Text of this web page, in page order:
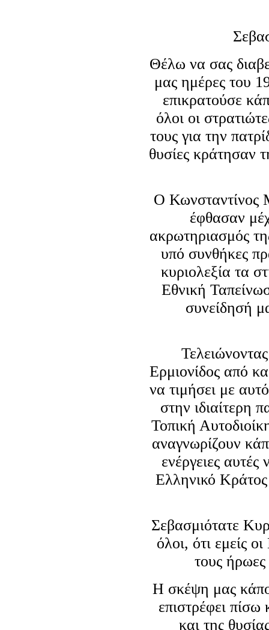
Θέλω να σας
μας ημέρες του
επικρατούσε
όλοι οι
τους για την
θυσίες κράτησαν
Ο Κωνσταντίνος
έφθασαν
ακρωτηριασμός
υπό συνθήκες
κυριολεξία τα
Εθνική
συνείδησή
Ερμιονίδος από
να τιμήσει με
στην ιδιαίτερη
Τοπική
αναγνωρίζουν
ενέργειες
Ελληνικό
Σεβασμιότατε
όλοι, ότι εμείς
τους
Η σκέψη μας
επιστρέφει
και της